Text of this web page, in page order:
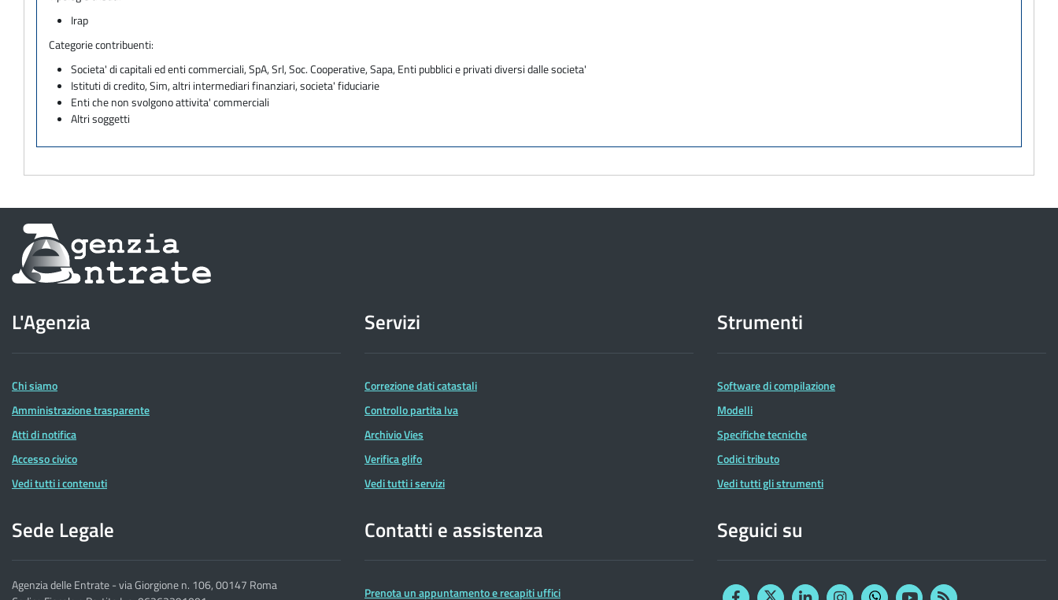
Irap
Categorie contribuenti:
Societa' di capitali ed enti commerciali, SpA, Srl, Soc. Cooperative, Sapa, Enti pubblici e privati diversi dalle societa'
Istituti di credito, Sim, altri intermediari finanziari, societa' fiduciarie
Enti che non svolgono attivita' commerciali
Altri soggetti
Informazioni
sul
dell'Agenzia
delle
Entrate
L'Agenzia
Chi siamo
Amministrazione trasparente
Atti di notifica
Accesso civico
Vedi tutti i contenuti
Servizi
Correzione dati catastali
Controllo partita Iva
Archivio Vies
Verifica glifo
Vedi tutti i servizi
Strumenti
Software di compilazione
Modelli
Specifiche tecniche
Codici tributo
Vedi tutti gli strumenti
Sede Legale
Agenzia delle Entrate - via Giorgione n. 106, 00147 Roma
Contatti e assistenza
Prenota un appuntamento e recapiti uffici
Seguici su